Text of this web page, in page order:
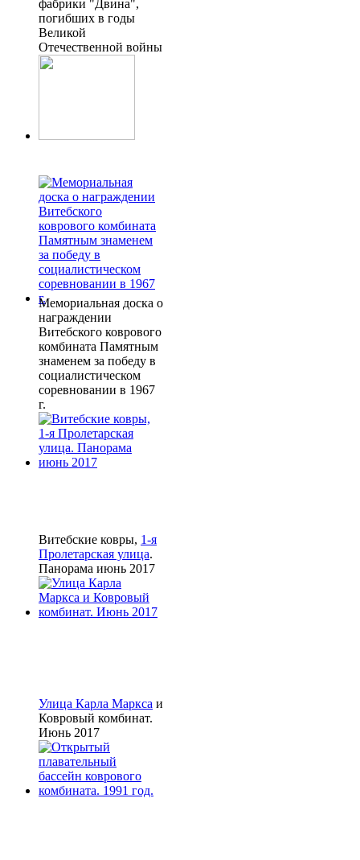
фабрики "Двина",
погибших в годы
Великой
Отечественной войны
Мемориальная доска о
награждении
Витебского коврового
комбината Памятным
знаменем за победу в
социалистическом
соревновании в 1967
г.
Витебские ковры, 1-я
Пролетарская улица.
Панорама июнь 2017
Улица Карла Маркса и
Ковровый комбинат.
Июнь 2017